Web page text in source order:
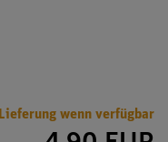
Lieferung wenn verfügbar